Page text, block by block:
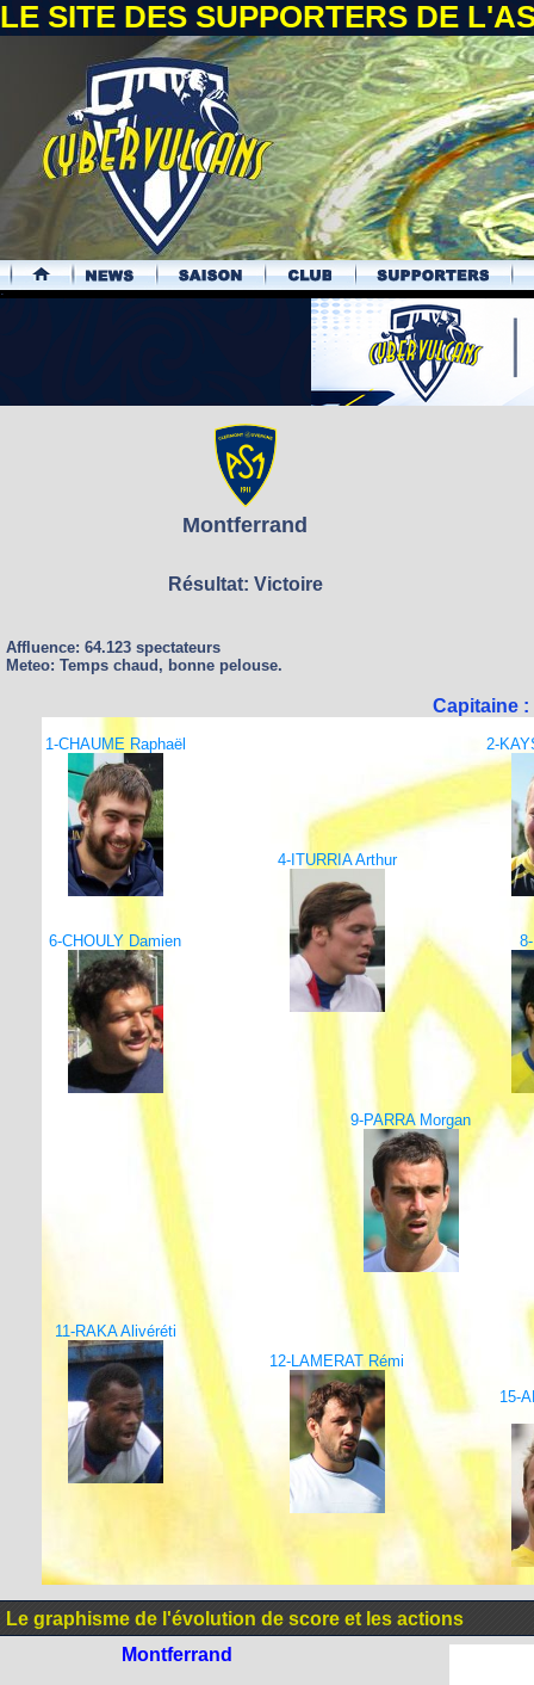
LE SITE DES SUPPORTERS DE
.
Montferrand
Résultat: Victoire
Affluence: 64.123 spectateurs
Meteo: Temps chaud, bonne pelouse.
Capitaine :
1-CHAUME Raphaël 2-
4-ITURRIA Arthur
6-CHOULY Damien
9-PARRA Morgan
11-RAKA Alivéréti
12-LAMERAT Rémi
15-
Le graphisme de l'évolution de score et les actions
Montferrand